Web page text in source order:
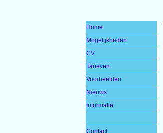
Home
Mogelijkheden
CV
Tarieven
Voorbeelden
Nieuws
Informatie
Contact